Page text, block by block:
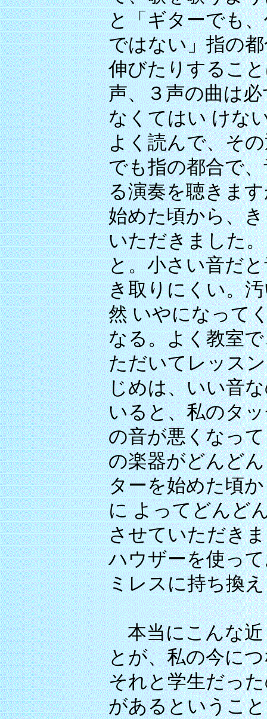
と「ギターでも
ではない」指の
伸びたりするこ
声、３声の曲は
なくてはい けな
よく読んで、そ
でも指の都合で
る演奏を聴きま
始めた頃から、
いただきました
と。小さい音だ
き取りにくい。
然 いやになって
なる。よく教室
ただいてレッス
じめは、いい音
いると、私のタ
の音が悪くなっ
の楽器がどんど
ターを始めた頃
に よってどんど
させていただき
ハウザーを使っ
ミレスに持ち換
本当にこんな近
とが、私の今に
それと学生だっ
があるというこ